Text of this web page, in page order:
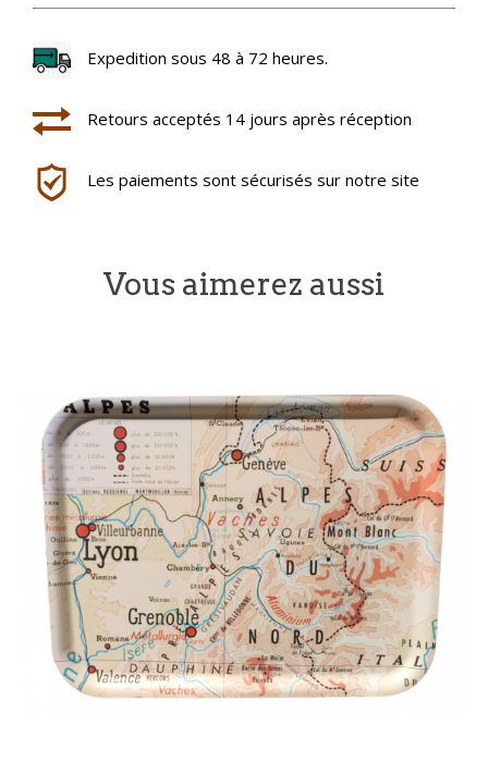
Expedition sous 48 à 72 heures.
Retours acceptés 14 jours après réception
Les paiements sont sécurisés sur notre site
Vous aimerez aussi